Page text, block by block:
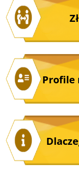
Profile